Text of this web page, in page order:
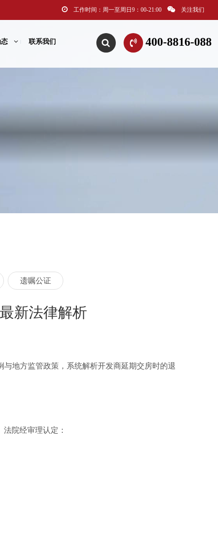
工作时间：周一至周日9：00-21:00 关注我们
400-8816-088
联系我们
遗嘱公证
新法律解析
地方监管政策，系统解析开发商延期交房时的退
院经审理认定：